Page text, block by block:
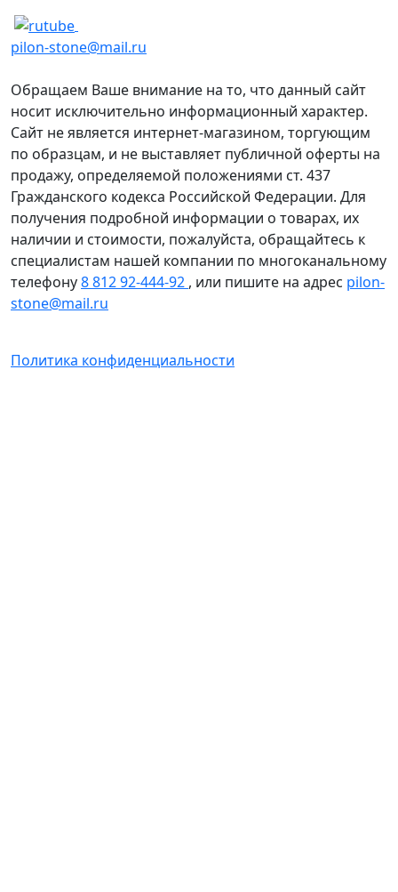
pilon-stone@mail.ru
Обращаем Ваше внимание на то, что данный сайт
носит исключительно информационный характер.
Сайт не является интернет-магазином, торгующим
по образцам, и не выставляет публичной оферты на
продажу, определяемой положениями ст. 437
Гражданского кодекса Российской Федерации. Для
получения подробной информации о товарах, их
наличии и стоимости, пожалуйста, обращайтесь к
специалистам нашей компании по многоканальному
телефону8 812 92-444-92 , или пишите на адрес pilon-
stone@mail.ru
Политика конфиденциальности